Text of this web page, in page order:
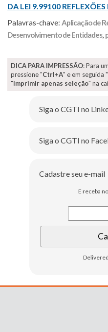
DA LEI 9.99100 REFLEXÕES
Palavras-chave: Aplicação de
Desenvolvimento de Entidades,
DICA PARA IMPRESSÃO: Para
pressione "Ctrl+A" e em seguida "
"Imprimir apenas seleção" na
Siga o CGTI no
Siga o CGTI no
Cadastre seu e-mail
E receba